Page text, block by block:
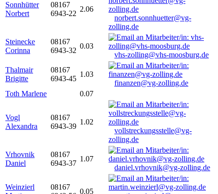
Sonnhütter
Norbert
08167
6943-22
2.06
norbert.sonnhuetter@vg-
zolling.de
Steinecke
Corinna
08167
6943-32
0.03
vhs-zolling@vhs-moosburg.de
Thalmair
Brigitte
08167
6943-45
1.03
finanzen@vg-zolling.de
Toth Marlene
0.07
Vogl
Alexandra
08167
6943-39
1.02
vollstreckungsstelle@vg-
zolling.de
Vrhovnik
Daniel
08167
6943-37
1.07
daniel.vrhovnik@vg-zolling.de
Weinzierl
08167
0.05